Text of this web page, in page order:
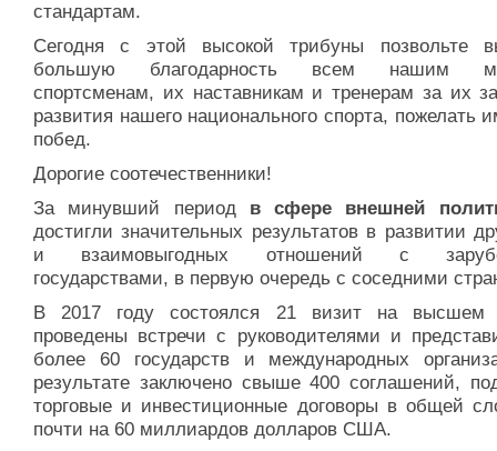
стандартам.
Сегодня с этой высокой трибуны позвольте
большую благодарность всем нашим
спортсменам, их наставникам и тренерам за их
развития нашего национального спорта, пожелать
побед.
Дорогие соотечественники!
За минувший период в сфере внешней
достигли значительных результатов в развитии
и взаимовыгодных отношений с
государствами, в первую очередь с соседними
В 2017 году состоялся 21 визит на высшем
проведены встречи с руководителями и
более 60 государств и международных
результате заключено свыше 400 соглашений,
торговые и инвестиционные договоры в общей
почти на 60 миллиардов долларов США.